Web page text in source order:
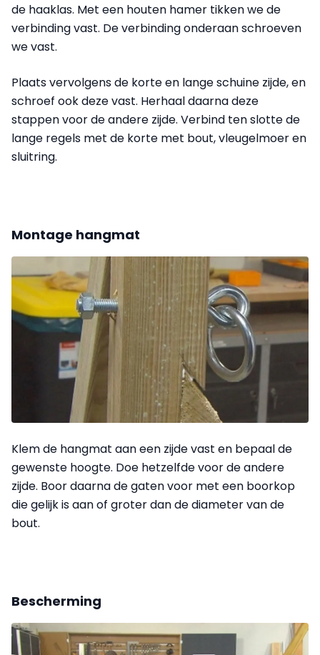
de haaklas. Met een houten hamer tikken we de
verbinding vast. De verbinding onderaan schroeven
we vast.
Plaats vervolgens de korte en lange schuine zijde, en
schroef ook deze vast. Herhaal daarna deze
stappen voor de andere zijde. Verbind ten slotte de
lange regels met de korte met bout, vleugelmoer en
sluitring.
Montage hangmat
Klem de hangmat aan een zijde vast en bepaal de
gewenste hoogte. Doe hetzelfde voor de andere
zijde. Boor daarna de gaten voor met een boorkop
die gelijk is aan of groter dan de diameter van de
bout.
Bescherming